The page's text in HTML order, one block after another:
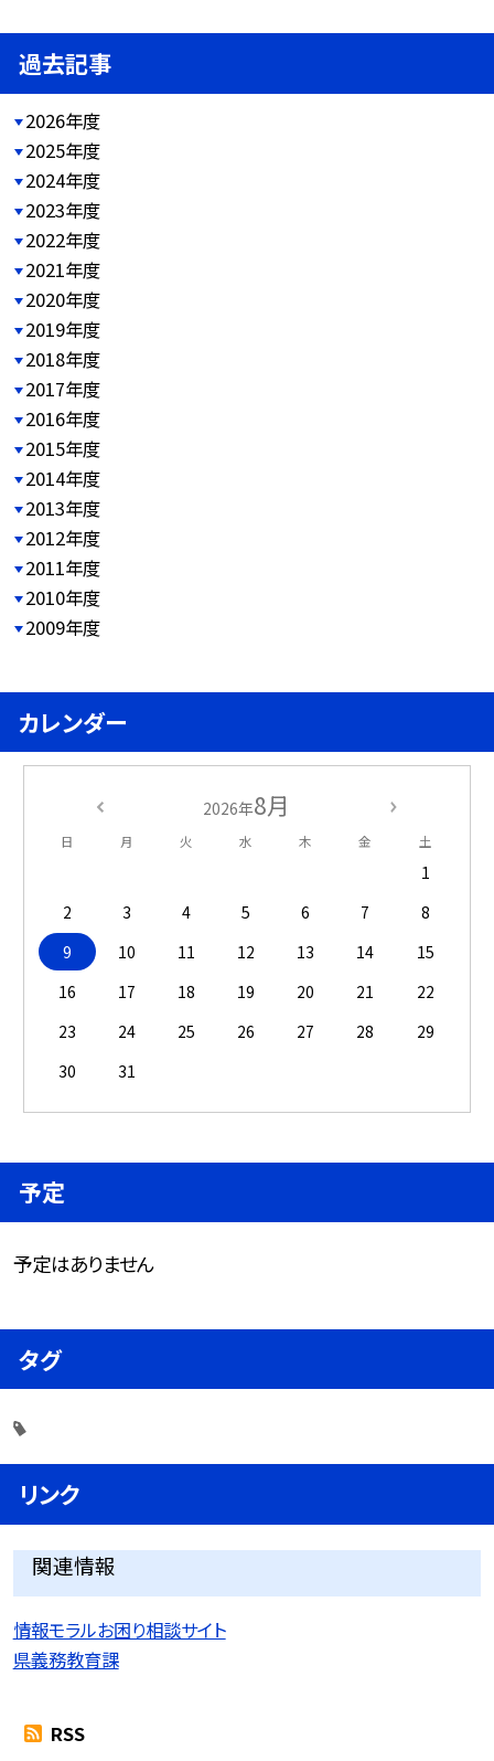
過去記事
2026年度
2025年度
2024年度
2023年度
2022年度
2021年度
2020年度
2019年度
2018年度
2017年度
2016年度
2015年度
2014年度
2013年度
2012年度
2011年度
2010年度
2009年度
カレンダー
2026年8月
日 月 火 水 木 金 土
1
2
3 4 5 6 7
8
9
10 11 12 13 14
15
16
17 18 19 20 21
22
23
24 25 26 27 28
29
30
31
予定
予定はありません
タグ
リンク
関連情報
情報モラルお困り相談サイト
県義務教育課
RSS